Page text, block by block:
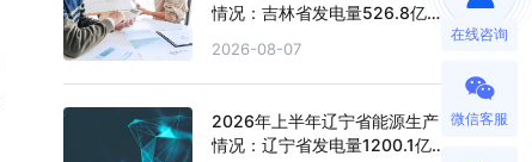
情况：吉林省发电量526.8亿千
2026-08-07
2026年上半年辽宁省能源生产
情况：辽宁省发电量1200.1亿
在线咨询
微信客服